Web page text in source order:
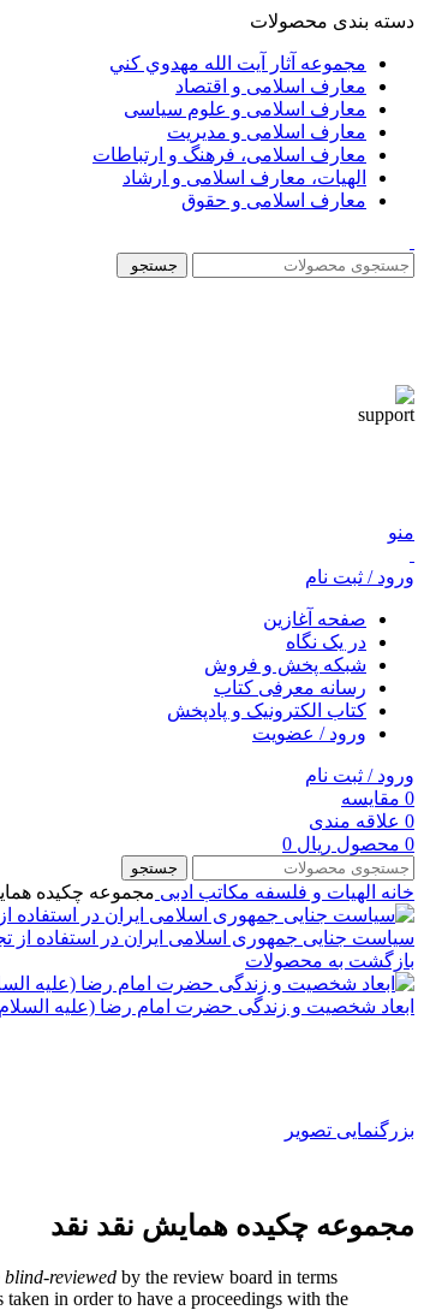
دسته بندی محصولات
مجموعه آثار آيت الله مهدوي كني
معارف اسلامی و اقتصاد
معارف اسلامی و علوم سیاسی
معارف اسلامی و مدیریت
معارف اسلامی، فرهنگ و ارتباطات
الهیات، معارف اسلامی و ارشاد
معارف اسلامی و حقوق
جستجو
منو
ورود / ثبت نام
صفحه آغازین
در یک نگاه
شبکه پخش و فروش
رسانه معرفی کتاب
کتاب الکترونیک و پادپخش
ورود / عضویت
ورود / ثبت نام
0 مقایسه
0 علاقه مندی
0 محصول ریال
جستجو
خانه الهیات و فلسفه مکاتب ادبی مجموعه چکیده
سیاست جنایی جمهوری اسلامی ایران در استفاده از
بازگشت به محصولات
ابعاد شخصیت و زندگی حضرت امام رضا (علیه
بزرگنمایی تصویر
مجموعه چکیده همایش نقد نقد
blind-reviewed by the review board in terms
in order to have a proceedings with the